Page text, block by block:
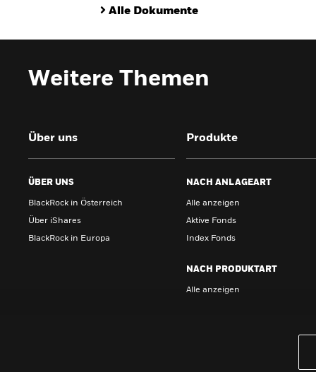
Alle Dokumente
Weitere Themen
Über uns
ÜBER UNS
BlackRock in Österreich
Über iShares
BlackRock in Europa
Produkte
NACH ANLAGEART
Alle anzeigen
Aktive Fonds
Index Fonds
NACH PRODUKTART
Alle anzeigen